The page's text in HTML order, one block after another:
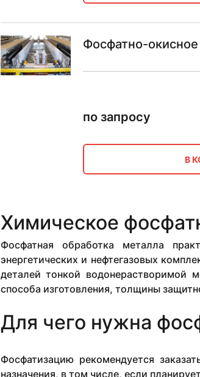
Фосфатно-
по запросу
В
Химическое
Фосфатная обработка металла
энергетических и нефтегазовых
деталей тонкой водонерастворимой
способа изготовления, толщины
Для чего нужна
Фосфатизацию рекомендуется
назначения, в том числе, если